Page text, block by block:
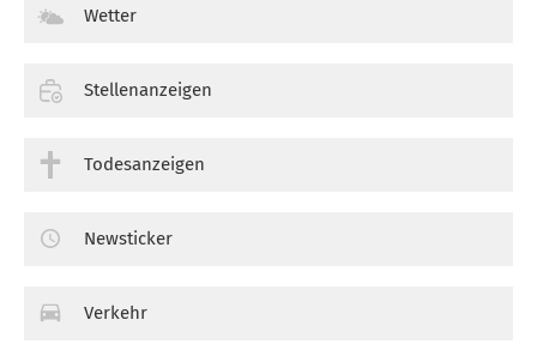
Wetter
Stellenanzeigen
Todesanzeigen
Newsticker
Verkehr